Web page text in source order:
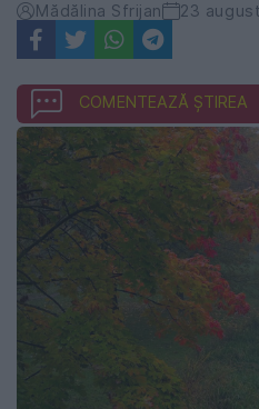
Mădălina Sfrijan 23
COMENTEAZĂ ȘTIREA